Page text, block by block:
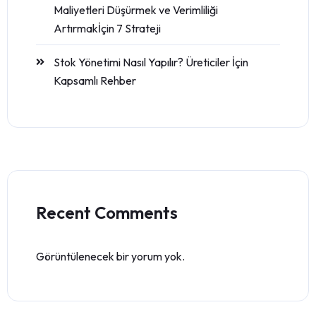
Maliyetleri Düşürmek ve Verimliliği
Artırmakİçin 7 Strateji
Stok Yönetimi Nasıl Yapılır? Üreticiler İçin
Kapsamlı Rehber
Recent Comments
Görüntülenecek bir yorum yok.